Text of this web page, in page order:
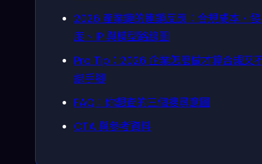
2026 產業鏈的連鎖反應：合規成本、
度、IP 與模型路線圖
Pro Tip：2026 企業怎麼做才算合規又
綁手腳
FAQ：你想查的三個搜尋意圖
CTA 與參考資料